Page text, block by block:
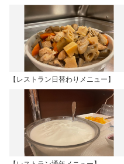
【レストラン日替わりメニュー】